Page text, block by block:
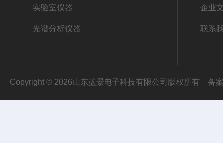
实验室仪器
光谱分析仪器
企业
联系
Copyright © 2026山东蓝景电子科技有限公司版权所有 备